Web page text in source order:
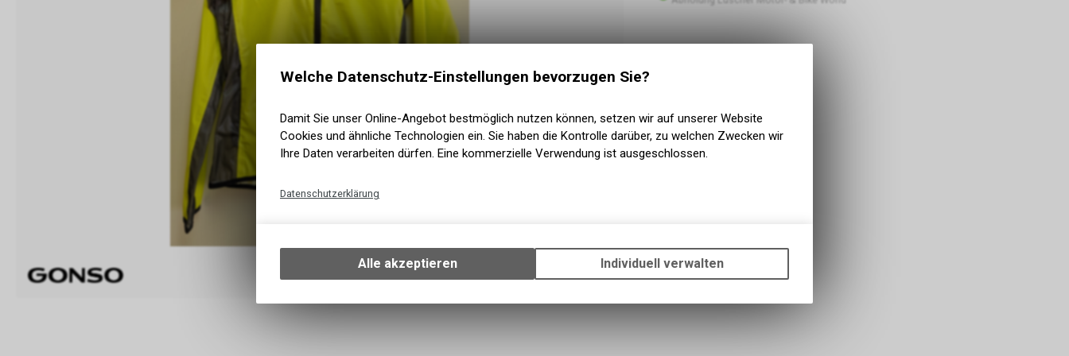
Welche Datenschutz-Einstellungen bevorzugen Sie?
Damit Sie unser Online-Angebot bestmöglich nutzen können, setzen wir auf unserer Website
Cookies und ähnliche Technologien ein. Sie haben die Kontrolle darüber, zu welchen Zwecken wir
Ihre Daten verarbeiten dürfen. Eine kommerzielle Verwendung ist ausgeschlossen.
Datenschutzerklärung
Ihrem Gerät, um die grundlegenden Funktionen unseres Online-Angebots, wie die
Verwendung des Warenkorbs, zu ermöglichen. Bitte beachten Sie, dass die
zulassen.
Alle akzeptieren Individuell verwalten